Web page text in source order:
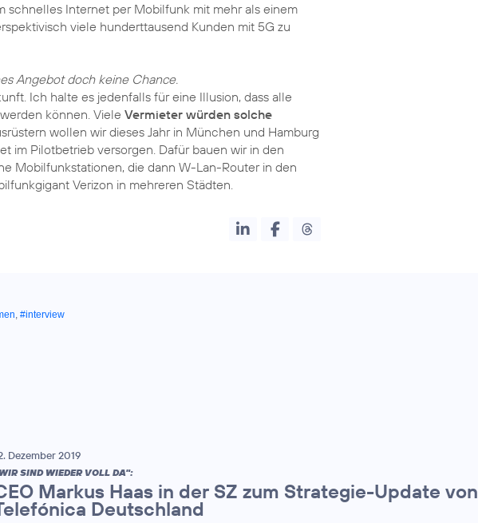
schnelles Internet per Mobilfunk mit mehr als einem
viele hunderttausend Kunden mit 5G zu
Angebot doch keine Chance.
Ich halte es jedenfalls für eine Illusion, dass alle
können. Viele Vermieter würden solche
wollen wir dieses Jahr in München und Hamburg
im Pilotbetrieb versorgen. Dafür bauen wir in den
Mobilfunkstationen, die dann W-Lan-Router in den
Verizon in mehreren Städten.
, #interview
Dezember 2019
SIND WIEDER VOLL DA":
Markus Haas in der SZ zum Strategie-Update von
Deutschland